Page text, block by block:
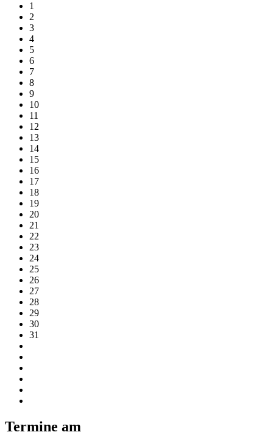
1
2
3
4
5
6
7
8
9
10
11
12
13
14
15
16
17
18
19
20
21
22
23
24
25
26
27
28
29
30
31
Termine am